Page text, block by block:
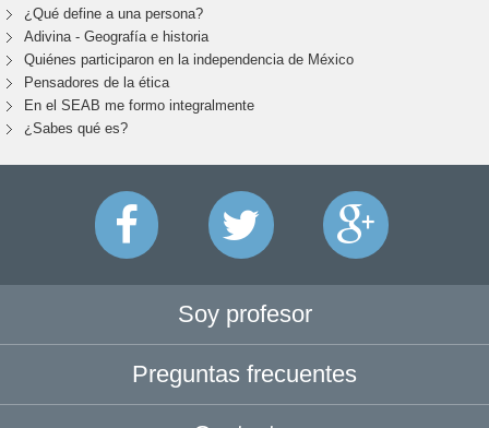
¿Qué define a una persona?
Adivina - Geografía e historia
Quiénes participaron en la independencia de México
Pensadores de la ética
En el SEAB me formo integralmente
¿Sabes qué es?
Soy profesor
Preguntas frecuentes